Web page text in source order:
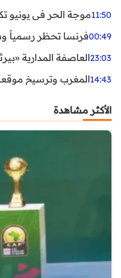
11:50موجة الحر في يونيو تكبد
00:49فرنسا تحظر رسمياً
23:03العاصفة المدارية
14:43المغرب وترسيخ
الأكثر مشاهدة